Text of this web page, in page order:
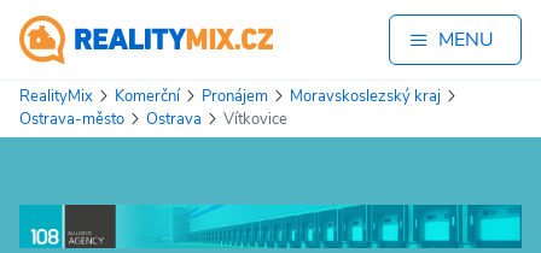
MENU
RealityMix Komerční Pronájem
Moravskoslezský kraj
Ostrava-město
Ostrava Vítkovice